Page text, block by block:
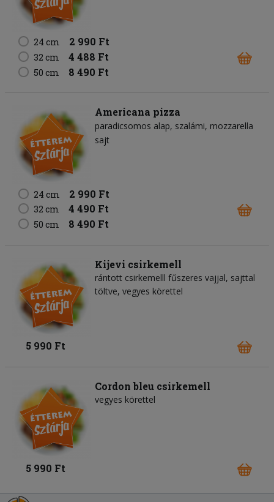
24 cm 2 990 Ft
32 cm 4 488 Ft
50 cm 8 490 Ft
Americana pizza
paradicsomos alap szalámi mozzarella
sajt
24 cm 2 990 Ft
32 cm 4 490 Ft
50 cm 8 490 Ft
Kijevi csirkemell
rántott csirkemelll fűszeres vajjal, sajttal
töltve, vegyes körettel
5 990 Ft
Cordon bleu csirkemell
vegyes körettel
5 990 Ft